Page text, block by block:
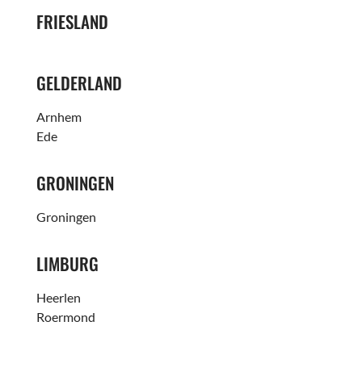
FRIESLAND
GELDERLAND
Arnhem
Ede
GRONINGEN
Groningen
LIMBURG
Heerlen
Roermond